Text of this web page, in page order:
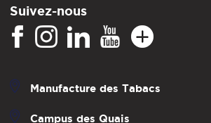
Suivez-nous
Manufacture des Tabacs
Campus des Quais